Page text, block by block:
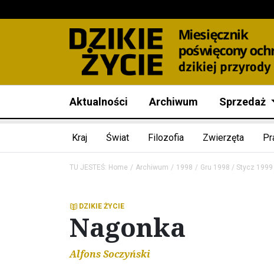
Aktualności Archiwum Sprzedaż
Kraj Świat Filozofia Zwierzęta
TU JESTEŚ: Home Archiwum 1998 Gru 1998 / Stycz 1999
DZIKIE ŻYCIE
Nagonka
Alfons Soczyński